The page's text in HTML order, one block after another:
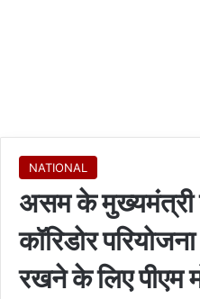
NATIONAL
असम के मुख्यमंत्री
कॉरिडोर
रखने के लिए पीएम